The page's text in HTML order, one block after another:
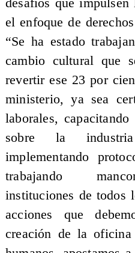
el enfoque de
“Se ha estado
cambio cultural que
revertir ese 23 por
ministerio, ya sea
laborales,
sobre la
implementando
trabajando
instituciones de todos
acciones que
creación de la